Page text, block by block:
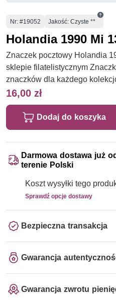
Numer
Nr: #19052 Jakość: Czyste **
Holandia 1990 Mi
Znaczek pocztowy Holandia
sklepie filatelistycznym
znaczków dla każdego
16,00 zł
Dodaj do koszyka
Darmowa dostawa już
terenie Polski
Koszt wysyłki tego
Sprawdź opcje dostawy
Bezpieczna transakcja
Gwarancja
Gwarancja zwrotu